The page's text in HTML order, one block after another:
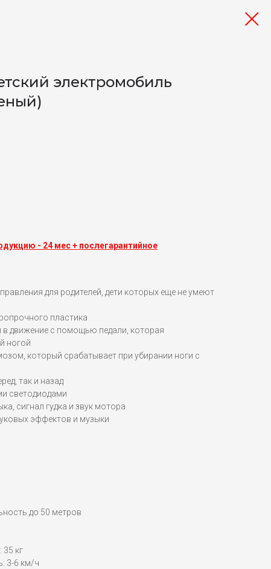
электромобиль
- 24 мес + послегарантийное
для родителей, дети которых еще не умеют
пластика
движение с помощью педали, которая
ногой
который срабатывает при убирании ноги с
так и назад
светодиодами
сигнал гудка и звук мотора
эффектов и музыки
до 50 метров
35 кг
3-6 км/ч